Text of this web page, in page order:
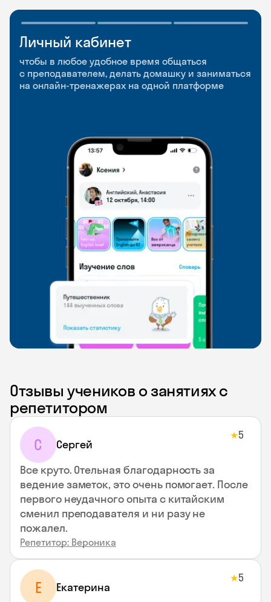
Личный кабинет
чтобы в любое удобное время общаться
с преподавателем, делать домашку и заниматься
на онлайн-тренажерах на одной платформе
Мобильное
приложение
чтобы заниматься и изучать новые слова где
и когда удобно
Разговорные клубы
и Talks
Групповые занятия для разговорной практики
и индивидуальные встречи с преподавателями
Отзывы учеников о занятиях с
репетитором
С Сергей
★5
Все круто. Отельная благодарность за
ведение заметок, это очень помогает. После
первого неудачного опыта с китайским
сменил преподавателя и ни разу не
пожалел.
Репетитор: Вероника
Е Екатерина
★5